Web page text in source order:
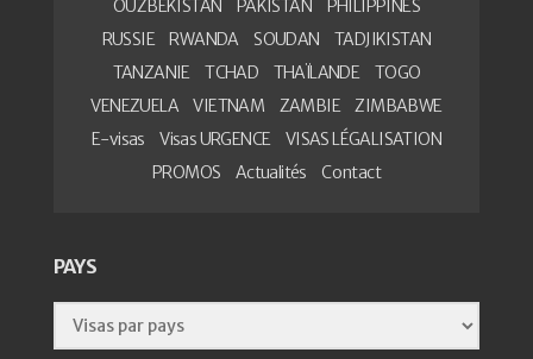
OUZBÉKISTAN
PAKISTAN
PHILIPPINES
RUSSIE
RWANDA SOUDAN
TADJIKISTAN
TANZANIE
TCHAD THAÏLANDE
TOGO
VENEZUELA
VIETNAM ZAMBIE
ZIMBABWE
E-visas
Visas URGENCE
VISAS LÉGALISATION
PROMOS
Actualités Contact
PAYS